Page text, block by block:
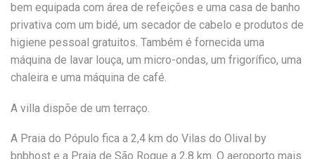
bem equipada com área de refeições e uma casa de banho
privativa com um bidé, um secador de cabelo e produtos de
higiene pessoal gratuitos. Também é fornecida uma
máquina de lavar louça, um micro-ondas, um frigorífico, uma
chaleira e uma máquina de café.
A villa dispõe de um terraço.
A Praia do Pópulo fica a 2,4 km do Vilas do Olival by
bnbhost e a Praia de São Roque a 2,8 km. O aeroporto mais